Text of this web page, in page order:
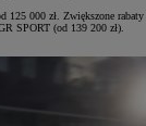
125 000 zł. Zwiększone rabaty
SPORT (od 139 200 zł).